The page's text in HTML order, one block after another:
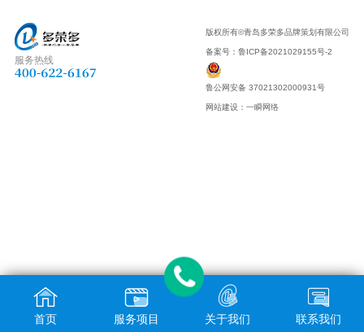
服务热线
版权所有©青岛多荣多品牌策划有限公司
备案号：鲁ICP备2021029155号-2
鲁公网安备 37021302000931号
网站建设 ：一瞬网络
首页 服务项目 关于我们 联系我们